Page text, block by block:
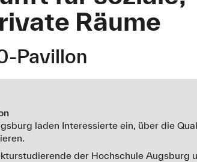
Räume
Pavillon
laden Interessierte ein, über die
der Hochschule Augsburg